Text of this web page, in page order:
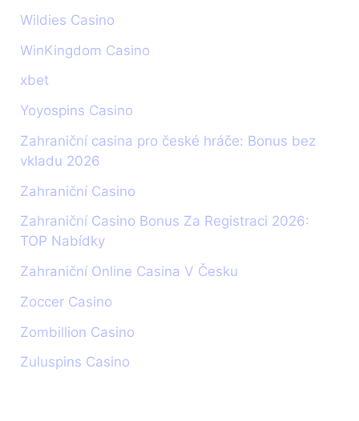
Wildies Casino
WinKingdom Casino
xbet
Yoyospins Casino
Zahraniční casina pro české hráče: Bonus bez
vkladu 2026
Zahraniční Casino
Zahraniční Casino Bonus Za Registraci 2026:
TOP Nabídky
Zahraniční Online Casina V Česku
Zoccer Casino
Zombillion Casino
Zuluspins Casino